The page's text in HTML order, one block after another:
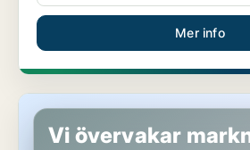
Mer info
Lager i Stockholms län
Vi övervakar